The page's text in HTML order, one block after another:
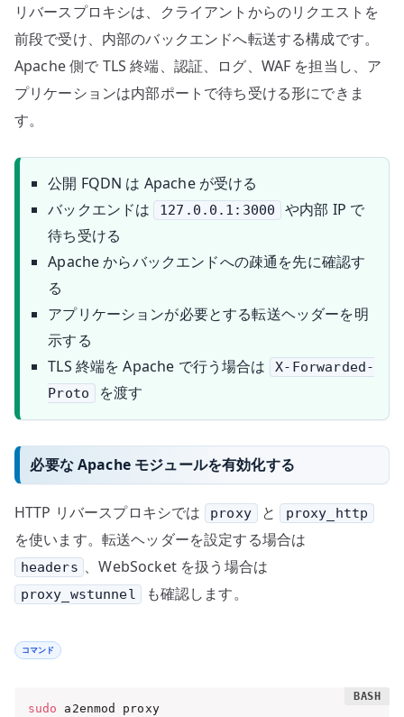
リバースプロキシは、クライアントからのリクエストを
前段で受け、内部のバックエンドへ転送する構成です。
Apache 側で TLS 終端、認証、ログ、WAF を担当し、ア
プリケーションは内部ポートで待ち受ける形にできま
す。
公開 FQDN は Apache が受ける
バックエンドは
127.0.0.1:3000
や内部 IP で
待ち受ける
Apache からバックエンドへの疎通を先に確認す
る
アプリケーションが必要とする転送ヘッダーを明
示する
TLS 終端を Apache で行う場合は
X-Forwarded-
Proto
を渡す
必要な Apache モジュールを有効化する
HTTP リバースプロキシでは proxy と proxy_http
を使います。転送ヘッダーを設定する場合は
headers 、WebSocket を扱う場合は
proxy_wstunnel も確認します。
コマンド
sudo
a2enmod proxy